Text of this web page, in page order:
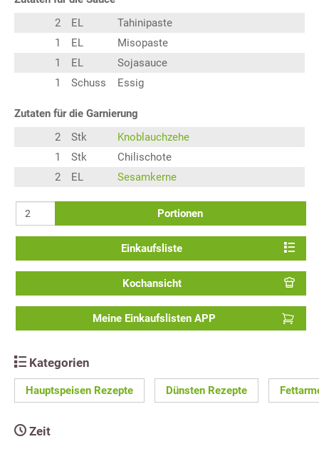
2
EL
Tahinipaste
1
EL
Misopaste
1
EL
Sojasauce
1
Schuss Essig
Zutaten für die Garnierung
2
Stk
Knoblauchzehe
1
Stk
Chilischote
2
EL Sesamkerne
Portionen
Einkaufsliste
Kochansicht
Meine Einkaufslisten APP
Kategorien
Hauptspeisen Rezepte Dünsten Rezepte
Zeit